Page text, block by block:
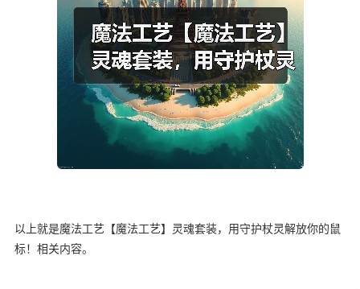
以上就是魔法工艺【魔法工艺】灵魂套装，用守护杖灵解放你的鼠
标！相关内容。